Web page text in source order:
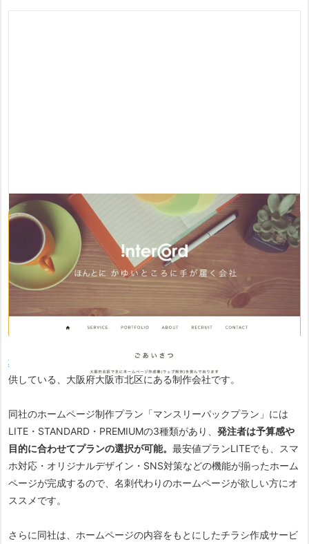
おすすめポイント
・低価格でホームページ制作パックを提供
・ホームページの内容をもとにしたチラシ制作サービスを提
・名刺やパンフレットのデザイン制作にも対応
株式会社インターコード
は、低価格でホームページ制作パックを提
供している、大阪府大阪市北区にある制作会社です。
同社のホームページ制作プラン「マンスリーパックプラン」には
LITE・STANDARD・PREMIUMの3種類があり、 発注者は予算感や
目的に合わせてプランの選択が可能。 最安値プランLITEでも、スマ
ホ対応・オリジナルデザイン・SNS対策などの機能が揃ったホーム
ページが完成するので、名刺代わりのホームページが欲しい方にオ
ススメです。
さらに同社は、ホームページの内容をもとにしたチラシ作成サービ